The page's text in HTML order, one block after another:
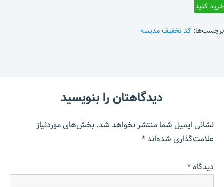
خرید کنید
برچسب‌ها: کد تخفیف مدیسه
دیدگاهتان را بنویسید
نشانی ایمیل شما منتشر نخواهد شد.بخش‌های موردنیاز
علامت‌گذاری شده‌اند*
دیدگاه*